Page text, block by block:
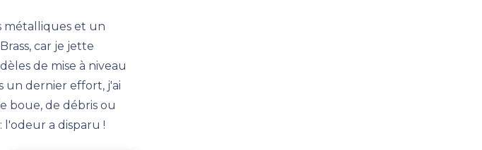
métalliques et un
car je jette
de mise à niveau
un dernier effort, j'ai
boue, de débris ou
l'odeur a disparu !